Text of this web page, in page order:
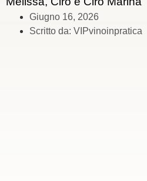
Giugno 16, 2026
Scritto da: VIPvinoinpratica